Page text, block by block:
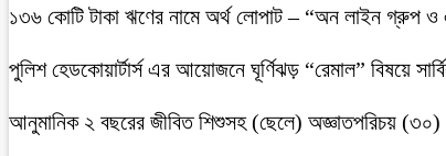
১৩৬ কোটি টাকা ঋণের নামে অর্থ লোপাট – “অন লাইন গ্রুপ
পুলিশ হেডকোয়ার্টার্স এর আয়োজনে ঘূর্ণিঝড় “রেমাল” বিষয়ে
আনুমানিক ২ বছরের জীবিত শিশুসহ (ছেলে) অজ্ঞাতপরিচয় (৩০)